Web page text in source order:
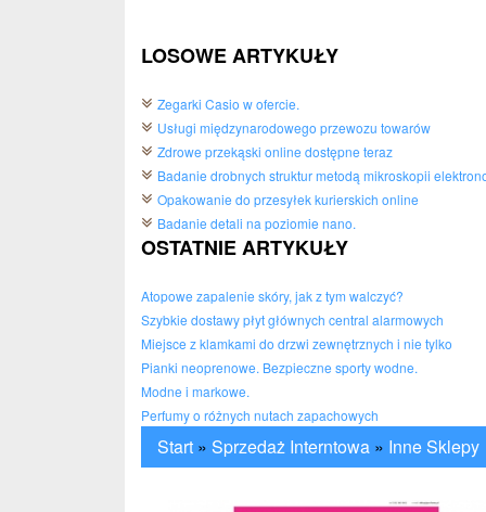
LOSOWE ARTYKUŁY
Zegarki Casio w ofercie.
Usługi międzynarodowego przewozu towarów
Zdrowe przekąski online dostępne teraz
Badanie drobnych struktur metodą mikroskopii
Opakowanie do przesyłek kurierskich online
Badanie detali na poziomie nano.
OSTATNIE ARTYKUŁY
Atopowe zapalenie skóry, jak z tym walczyć?
Szybkie dostawy płyt głównych central alarmowych
Miejsce z klamkami do drzwi zewnętrznych i nie tylko
Pianki neoprenowe. Bezpieczne sporty wodne.
Modne i markowe.
Perfumy o różnych nutach zapachowych
Start » Sprzedaż Interntowa » Inne Sklepy